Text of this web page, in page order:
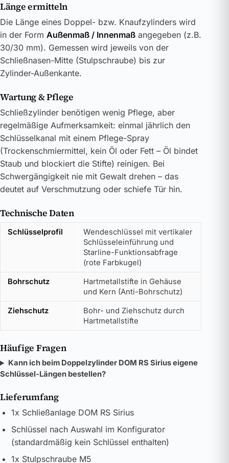
Länge ermitteln
Die Länge eines Doppel- bzw. Knaufzylinders wird
in der Form Außenmaß / Innenmaß angegeben (z.B.
30/30 mm). Gemessen wird jeweils von der
Schließnasen-Mitte (Stulpschraube) bis zur
Zylinder-Außenkante.
Wartung & Pflege
Schließzylinder benötigen wenig Pflege, aber
regelmäßige Aufmerksamkeit: einmal jährlich den
Schlüsselkanal mit einem Pflege-Spray
(Trockenschmiermittel, kein Öl oder Fett – Öl bindet
Staub und blockiert die Stifte) reinigen. Bei
Schwergängigkeit nie mit Gewalt drehen – das
deutet auf Verschmutzung oder schiefe Tür hin.
Technische Daten
Schlüsselprofil
Wendeschlüssel mit vertikaler
Schlüsseleinführung und
Starline-Funktionsabfrage
(rote Farbkugel)
Bohrschutz
Hartmetallstifte in Gehäuse
und Kern (Anti-Bohrschutz)
Ziehschutz
Bohr- und Ziehschutz durch
Hartmetallstifte
Häufige Fragen
Kann ich beim Doppelzylinder DOM RS Sirius eigene
Schlüssel-Längen bestellen?
Lieferumfang
1x Schließanlage DOM RS Sirius
Schlüssel nach Auswahl im Konfigurator
(standardmäßig kein Schlüssel enthalten)
1x Stulpschraube M5